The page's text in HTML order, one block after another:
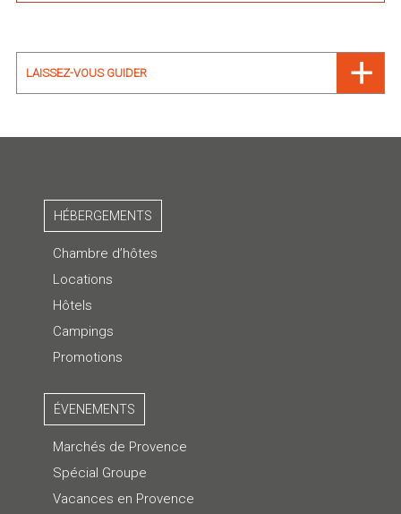
LAISSEZ-VOUS GUIDER
HÉBERGEMENTS
Chambre d’hôtes
Locations
Hôtels
Campings
Promotions
ÉVENEMENTS
Marchés de Provence
Spécial Groupe
Vacances en Provence